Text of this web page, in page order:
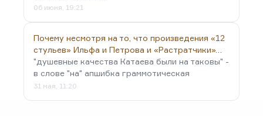
06 июня, 19:21
Почему несмотря на то, что произведения «12
стульев» Ильфа и Петрова и «Растратчики»…
"душевные качества Катаева были на таковы" -
в слове "на" апшибка граммотическая
31 мая, 11:20